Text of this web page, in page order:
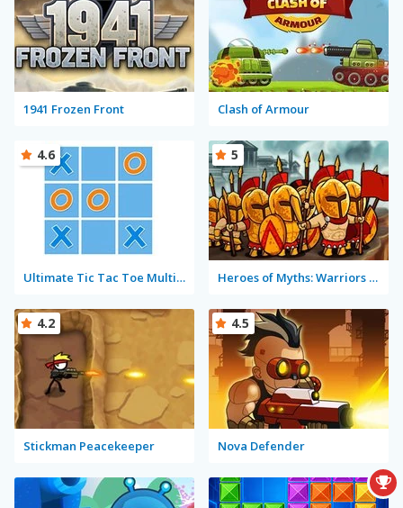
1941 Frozen Front Clash of Armour
Ultimate Tic Tac Toe Multiplayer
4.6
Heroes of Myths: Warriors of Gods
5
Stickman Peacekeeper
4.2
Nova Defender
4.5